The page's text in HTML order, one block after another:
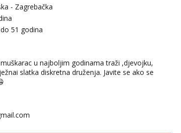
- Zagrebačka
51 godina
u najboljim godinama traži ,djevojku,
slatka diskretna druženja. Javite se ako se